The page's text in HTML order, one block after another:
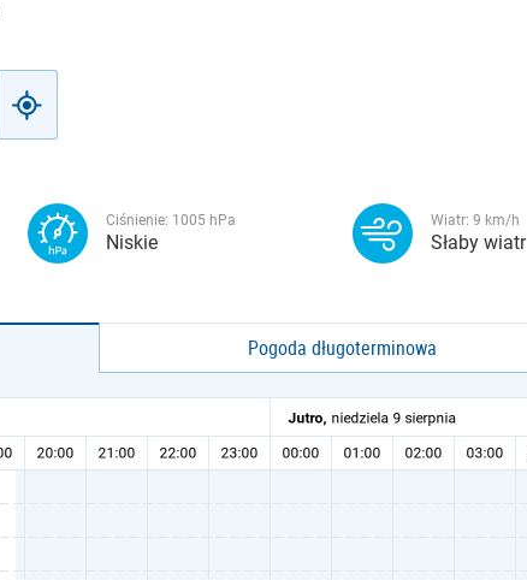
Ciśnienie: 1005 hPa
Niskie
Wiatr: 9 km/h
Słaby wiatr
Pogoda długoterminowa